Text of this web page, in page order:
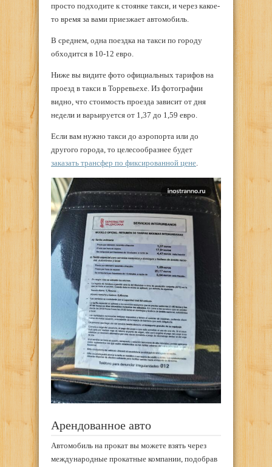
просто подходите к стоянке такси, и через какое-
то время за вами приезжает автомобиль.
В среднем, одна поездка на такси по городу
обходится в 10-12 евро.
Ниже вы видите фото официальных тарифов на
проезд в такси в Торревьехе. Из фотографии
видно, что стоимость проезда зависит от дня
недели и варьируется от 1,37 до 1,59 евро.
Если вам нужно такси до аэропорта или до
другого города, то целесообразнее будет
заказать трансфер по фиксированной цене
Арендованное авто
Автомобиль на прокат вы можете взять через
международные прокатные компании, подобрав